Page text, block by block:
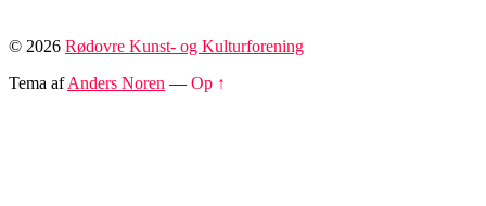
© 2026 Rødovre Kunst- og Kulturforening
Tema afAnders Noren — Op ↑